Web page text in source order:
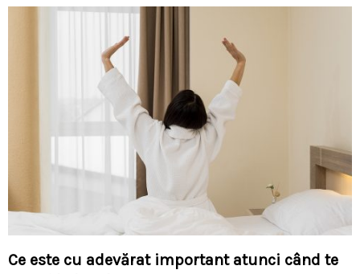
Ce este cu adevărat important atunci când te